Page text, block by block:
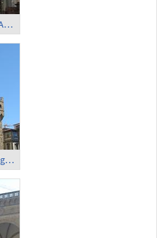
Florence - San Lorenzo; Altar
Florence - Piazza della Signoria; Palazzo Vecchio